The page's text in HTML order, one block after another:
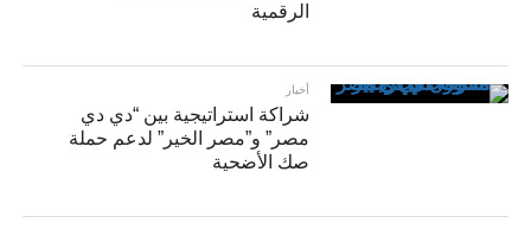
الرقمية
أخبار
شراكة استراتيجية بين “دي دي
مصر” و”مصر الخير” لدعم حملة
صك الأضحية